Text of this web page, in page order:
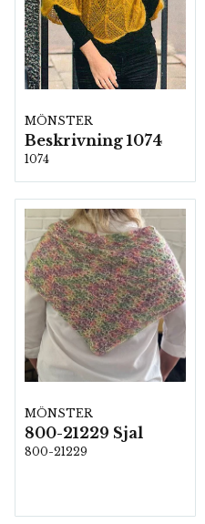
MÖNSTER
Beskrivning 1074
1074
MÖNSTER
800-21229 Sjal
800-21229